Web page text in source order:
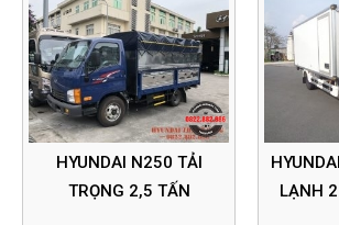
HYUNDAI N250 TẢI
TRỌNG 2,5 TẤN
LẠNH